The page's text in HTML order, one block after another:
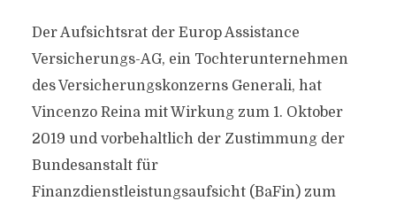
Der Aufsichtsrat der Europ Assistance
Versicherungs-AG, ein Tochterunternehmen
des Versicherungskonzerns Generali, hat
Vincenzo Reina mit Wirkung zum 1. Oktober
2019 und vorbehaltlich der Zustimmung der
Bundesanstalt für
Finanzdienstleistungsaufsicht (BaFin) zum